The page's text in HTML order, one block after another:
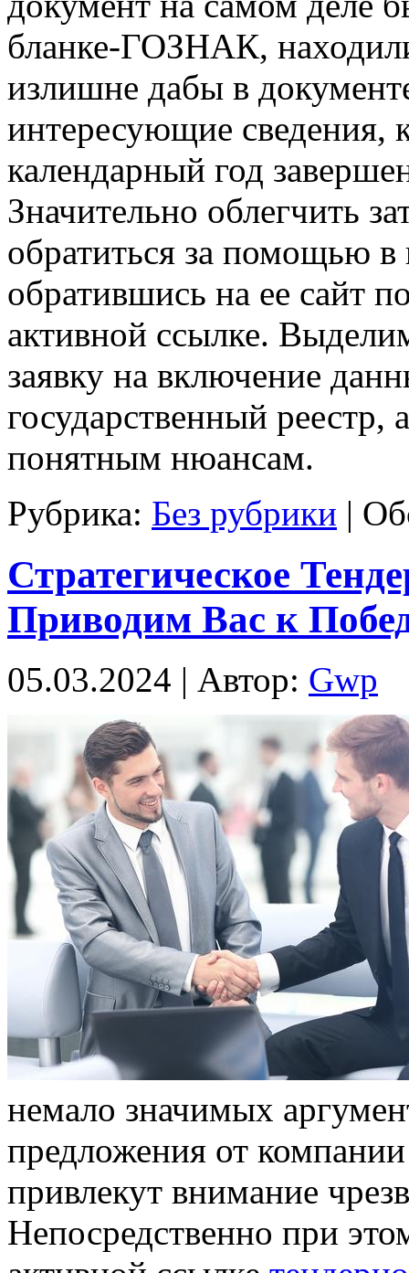
бланке-ГОЗНАК,
излишне дабы в
интересующие сведения,
календарный год
Значительно облегчить
обратиться за помощью
обратившись на ее сайт
активной ссылке.
заявку на включение
государственный
понятным нюансам.
Рубрика: Без рубрики |
Стратегическое
Приводим Вас к
05.03.2024 | Автор: Gwp
немало значимых
предложения от
привлекут внимание
Непосредственно при